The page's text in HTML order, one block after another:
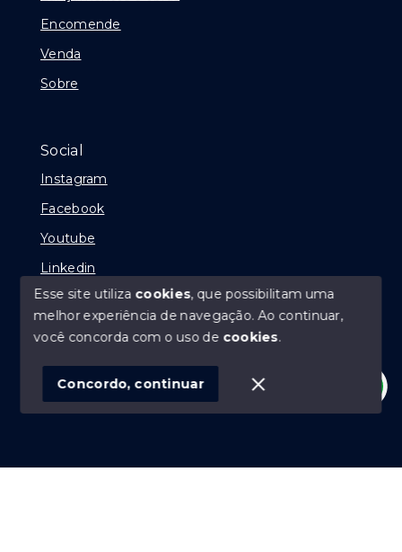
Encomende
Venda
Sobre
Social
Instagram
Facebook
Youtube
Linkedin
© Copyright 2026 - Juliano Baltazar - Todos os direitos
SITE PARA IMOBILIARIA
Esse site utiliza cookies, que possibilitam uma
melhor experiência de navegação.Ao continuar,
você concorda com o uso de cookies.
Concordo, continuar